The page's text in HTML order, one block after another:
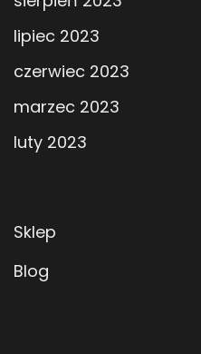
lipiec 2023
czerwiec 2023
marzec 2023
luty 2023
Sklep
Blog